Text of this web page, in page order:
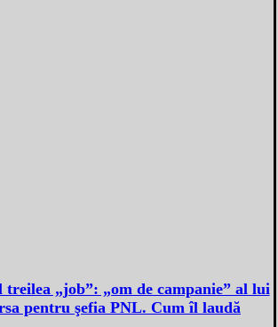
treilea „job”: „om de campanie” al lui
pentru şefia PNL. Cum îl laudă